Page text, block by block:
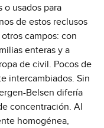
o usados para
de estos reclusos
campos: con
enteras y a
de civil. Pocos de
intercambiados. Sin
Belsen difería
concentración. Al
homogénea,